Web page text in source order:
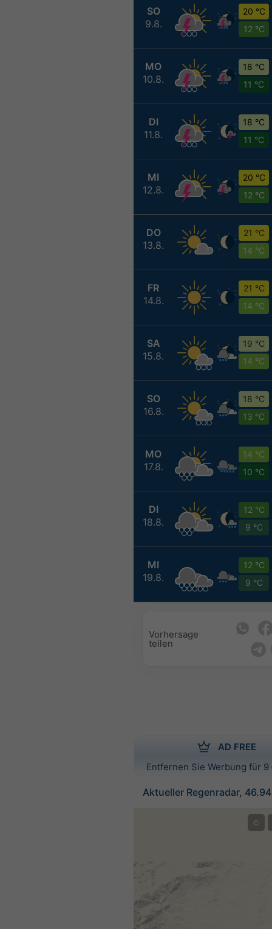
SO
9.8.
20 °C
12 °C
MO
10.8.
18 °C
11 °C
DI
11.8.
18 °C
11 °C
MI
12.8.
20 °C
12 °C
DO
13.8.
21 °C
14 °C
FR
14.8.
21 °C
14 °C
SA
15.8.
19 °C
14 °C
SO
16.8.
18 °C
13 °C
MO
17.8.
14 °C
10 °C
DI
18.8.
12 °C
9 °C
MI
19.8.
12 °C
9 °C
Vorhersage
teilen
AD FREE
Entfernen Sie Werbung für
Aktueller Regenradar,
©